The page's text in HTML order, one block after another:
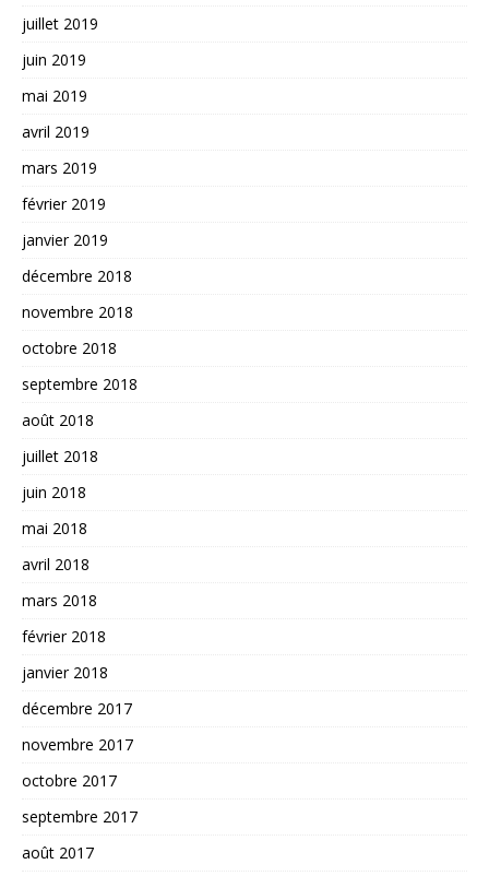
juillet 2019
juin 2019
mai 2019
avril 2019
mars 2019
février 2019
janvier 2019
décembre 2018
novembre 2018
octobre 2018
septembre 2018
août 2018
juillet 2018
juin 2018
mai 2018
avril 2018
mars 2018
février 2018
janvier 2018
décembre 2017
novembre 2017
octobre 2017
septembre 2017
août 2017